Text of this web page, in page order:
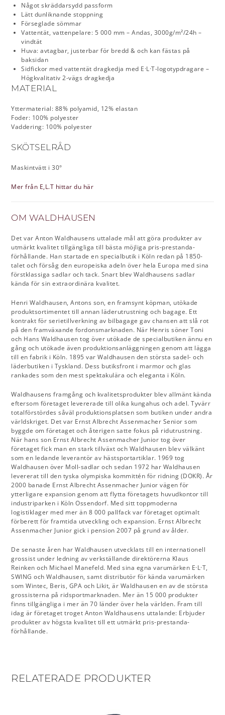
Något skräddarsydd passform
Lätt dunliknande stoppning
Förseglade sömmar
Vattentät, vattenpelare: 5 000 mm – Andas, 3000g/m²/24h –
vindtät
Huva: avtagbar, justerbar för bredd & och kan fästas på
baksidan
Sidfickor med vattentät dragkedja med E·L·T-logotypdragare –
Högkvalitativ 2-vägs dragkedja
MATERIAL
Yttermaterial: 88% polyamid, 12% elastan
Foder: 100% polyester
Vaddering: 100% polyester
SKÖTSELRÅD
Maskintvätt i 30°
Mer från E,L.T hittar du här
OM WALDHAUSEN
Det var Anton Waldhausens uttalade mål att göra produkter av
utmärkt kvalitet tillgängliga till bästa möjliga pris-prestanda-
förhållande. Han startade en specialbutik i Köln redan på 1850-
talet och försåg den europeiska adeln över hela Europa med sina
förstklassiga sadlar och tack. Snart blev Waldhausens sadlar
kända för sin extraordinära kvalitet.
Henri Waldhausen, Antons son, en framsynt köpman, utökade
produktsortimentet till annan läderutrustning och bagage. Ett
kontrakt för serietillverkning av bilbagage gav chansen att slå rot
på den framväxande fordonsmarknaden. När Henris söner Toni
och Hans Waldhausen tog över utökade de specialbutiken ännu en
gång och utökade även produktionsanläggningen genom att lägga
till en fabrik i Köln. 1895 var Waldhausen den största sadel- och
läderbutiken i Tyskland. Dess butiksfront i marmor och glas
rankades som den mest spektakulära och eleganta i Köln.
Waldhausens framgång och kvalitetsprodukter blev allmänt kända
eftersom företaget levererade till olika kungahus och adel. Tyvärr
totalförstördes såväl produktionsplatsen som butiken under andra
världskriget. Det var Ernst Albrecht Assenmacher Senior som
byggde om företaget och återigen satte fokus på ridutrustning.
När hans son Ernst Albrecht Assenmacher Junior tog över
företaget fick man en stark tillväxt och Waldhausen blev välkänt
som en ledande leverantör av hästsportartiklar. 1969 tog
Waldhausen över Moll-sadlar och sedan 1972 har Waldhausen
levererat till den tyska olympiska kommittén för ridning (DOKR). År
2000 banade Ernst Albrecht Assenmacher Junior vägen för
ytterligare expansion genom att flytta företagets huvudkontor till
industriparken i Köln Ossendorf. Med sitt toppmoderna
logistiklager med mer än 8 000 pallfack var företaget optimalt
förberett för framtida utveckling och expansion. Ernst Albrecht
Assenmacher Junior gick i pension 2007 på grund av ålder.
De senaste åren har Waldhausen utvecklats till en internationell
grossist under ledning av verkställande direktörerna Klaus
Reinken och Michael Manefeld. Med sina egna varumärken E·L·T,
SWING och Waldhausen, samt distributör för kända varumärken
som Wintec, Beris, GPA och Likit, är Waldhausen en av de största
grossisterna på ridsportmarknaden. Mer än 15 000 produkter
finns tillgängliga i mer än 70 länder över hela världen. Fram till
idag är företaget troget Anton Waldhausens uttalande: Erbjuder
produkter av högsta kvalitet till ett utmärkt pris-prestanda-
förhållande.
RELATERADE PRODUKTER